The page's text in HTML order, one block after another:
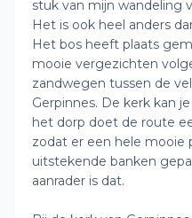
stuk van mijn wandeling
Het is ook heel anders
Het bos heeft plaats
mooie vergezichten
zandwegen tussen de
Gerpinnes. De kerk kan
het dorp doet de route
zodat er een hele mooie
uitstekende banken
aanrader is dat.